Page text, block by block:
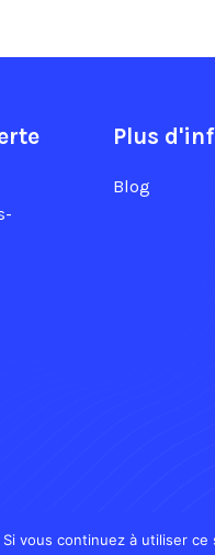
Plus
Blog
vous continuez à utiliser